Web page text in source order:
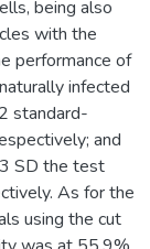
being also
with the
performance of
infected
standard-
and
SD the test
As for the
using the cut